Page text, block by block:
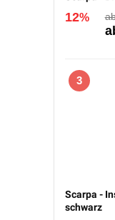
12%
3
Scarpa -
schwarz